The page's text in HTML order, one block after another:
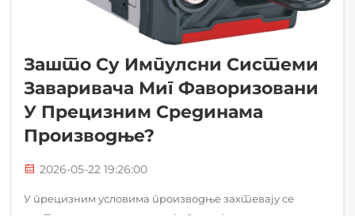
Зашто Су Импулсни Системи
Заваривача Миг Фаворизовани
У Прецизним Срединама
Производње?
2026-05-22 19:26:00
У прецизним условима производње захтевају се